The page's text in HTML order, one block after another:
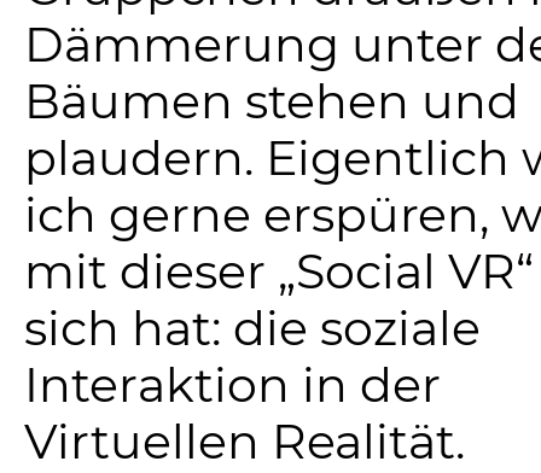
Dämmerung unter
Bäumen stehen und
plaudern. Eigentlich
ich gerne erspüren,
mit dieser „Social
sich hat: die soziale
Interaktion in der
Virtuellen Realität.